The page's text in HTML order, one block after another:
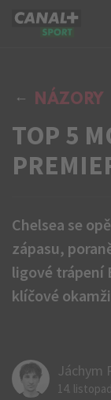
CANAL+ Sport
NÁZORY
TOP 5
Chelsea se
zápasu,
ligové trápení
klíčové
Jáchym
14.